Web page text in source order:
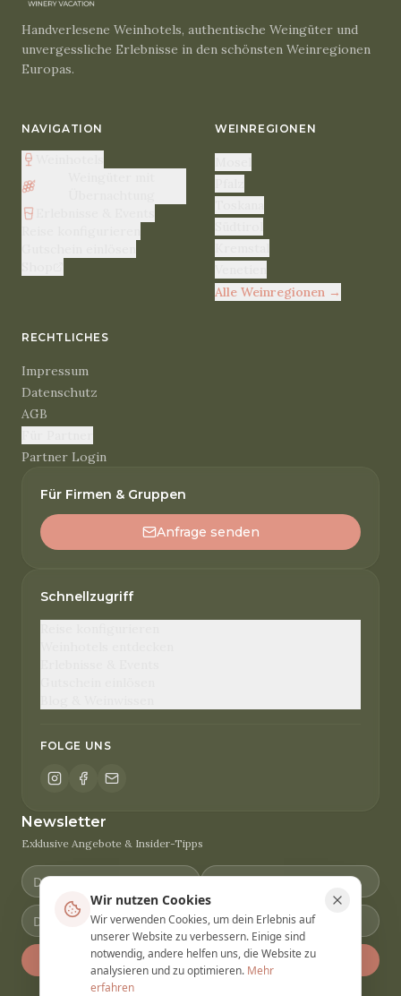
Handverlesene Weinhotels, authentische Weingüter und
unvergessliche Erlebnisse in den schönsten Weinregionen
Europas.
NAVIGATION WEINREGIONEN
Alle Weinregionen →
RECHTLICHES
Impressum
Datenschutz
AGB
Partner Login
Für Firmen & Gruppen
Anfrage senden
Schnellzugriff
FOLGE UNS
Newsletter
Exklusive Angebote & Insider-Tipps
Anmelden
Wir nutzen Cookies
Wir verwenden Cookies, um dein Erlebnis auf
unserer Website zu verbessern. Einige sind
notwendig, andere helfen uns, die Website zu
analysieren und zu optimieren. Mehr
erfahren